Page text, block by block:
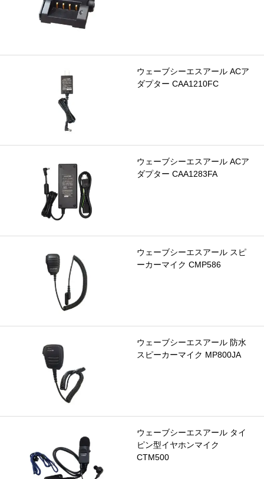
ウェーブシーエスアール ACア
ダプター CAA1210FC
ウェーブシーエスアール ACア
ダプター CAA1283FA
ウェーブシーエスアール スピ
ーカーマイク CMP586
ウェーブシーエスアール 防水
スピーカーマイク MP800JA
ウェーブシーエスアール タイ
ピン型イヤホンマイク
CTM500